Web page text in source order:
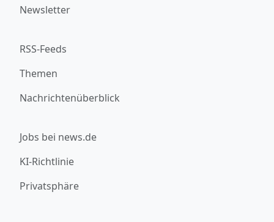
Newsletter
RSS-Feeds
Themen
Nachrichtenüberblick
Jobs bei news.de
KI-Richtlinie
Privatsphäre